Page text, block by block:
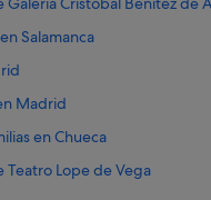
Salamanca
Madrid
en Chueca
Teatro Lope de Vega